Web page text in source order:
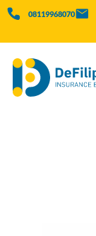
08119968070